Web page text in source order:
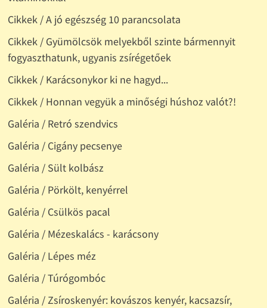
Cikkek / A jó egészség 10 parancsolata
Cikkek / Gyümölcsök melyekből szinte bármennyit
fogyaszthatunk, ugyanis zsírégetőek
Cikkek / Karácsonykor ki ne hagyd...
Cikkek / Honnan vegyük a minőségi húshoz valót?!
Galéria / Retró szendvics
Galéria / Cigány pecsenye
Galéria / Sült kolbász
Galéria / Pörkölt, kenyérrel
Galéria / Csülkös pacal
Galéria / Mézeskalács - karácsony
Galéria / Lépes méz
Galéria / Túrógombóc
Galéria / Zsíroskenyér: kovászos kenyér, kacsazsír,